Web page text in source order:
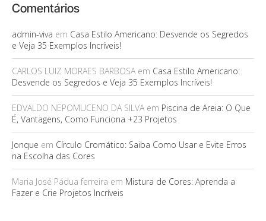
Comentários
admin-viva em Casa Estilo Americano: Desvende os Segredos
e Veja 35 Exemplos Incríveis!
CARLOS LUIZ MORAES BARBOSA em Casa Estilo Americano:
Desvende os Segredos e Veja 35 Exemplos Incríveis!
EDVALDO NEPOMUCENO DA SILVA em Piscina de Areia: O Que
É, Vantagens, Como Funciona +23 Projetos
Jonque em Círculo Cromático: Saiba Como Usar e Evite Erros
na Escolha das Cores
Maria José Pádua ferreira em Mistura de Cores: Aprenda a
Fazer e Crie Projetos Incríveis